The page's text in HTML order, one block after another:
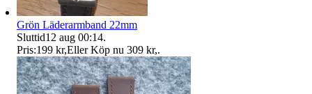
Grön Läderarmband 22mm
Sluttid12 aug 00:14.
Pris:199 kr,Eller Köp nu 309 kr,.